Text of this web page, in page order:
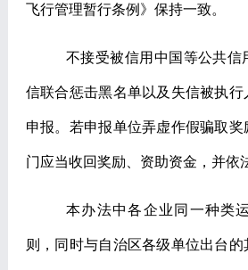
飞行管理暂行条例》保持一致。
不接受被信用中国等公共信
信联合惩击黑名单以及失信被执
申报。若申报单位弄虚作假骗取
门应当收回奖励、资助资金，并依
本办法中各企业同一种类
则，同时与自治区各级单位出台